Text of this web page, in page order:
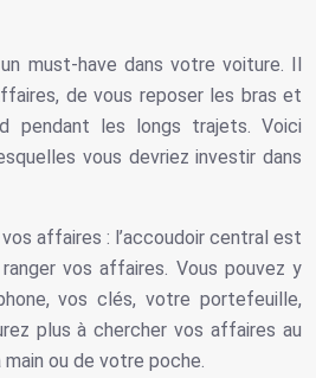
must-have dans votre voiture. Il
de vous reposer les bras et
pendant les longs trajets. Voici
vous devriez investir dans
affaires : l’accoudoir central est
vos affaires. Vous pouvez y
vos clés, votre portefeuille,
plus à chercher vos affaires au
ou de votre poche.